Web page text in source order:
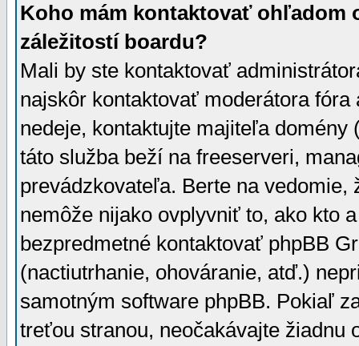
Koho mám kontaktovať ohľadom
záležitostí boardu?
Mali by ste kontaktovať
najskôr kontaktovať moderátora
nedeje, kontaktujte majiteľa
táto služba beží na freeserveri,
prevádzkovateľa. Berte na
nemôže nijako ovplyvniť to, ako kto
bezpredmetné kontaktovať phpBB
(nactiutrhanie, ohováranie, atď.)
samotným software phpBB. Pokiaľ
treťou stranou, neočakávajte žiadnu